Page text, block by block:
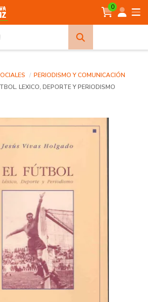
0
PERIODISMO Y COMUNICACIÓN
LEXICO, DEPORTE Y PERIODISMO